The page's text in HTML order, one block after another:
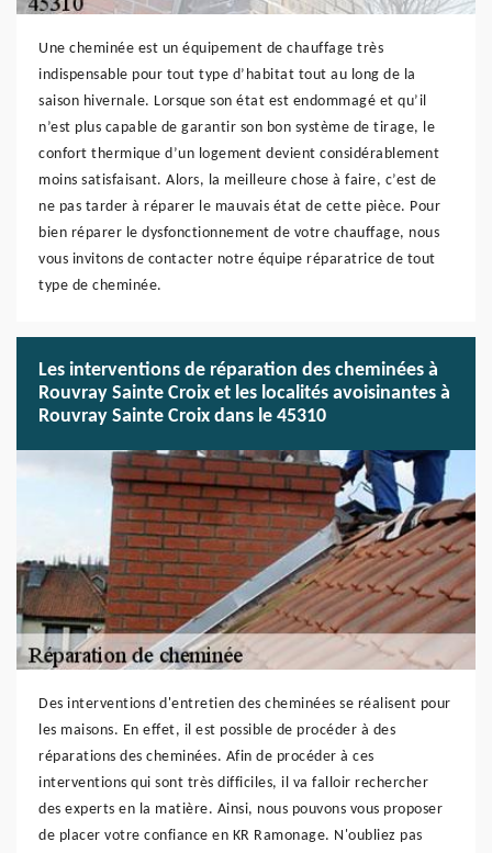
Une cheminée est un équipement de chauffage très
indispensable pour tout type d’habitat tout au long de la
saison hivernale. Lorsque son état est endommagé et qu’il
n’est plus capable de garantir son bon système de tirage, le
confort thermique d’un logement devient considérablement
moins satisfaisant. Alors, la meilleure chose à faire, c’est de
ne pas tarder à réparer le mauvais état de cette pièce. Pour
bien réparer le dysfonctionnement de votre chauffage, nous
vous invitons de contacter notre équipe réparatrice de tout
type de cheminée.
Les interventions de réparation des cheminées à
Rouvray Sainte Croix et les localités avoisinantes à
Rouvray Sainte Croix dans le 45310
Des interventions d'entretien des cheminées se réalisent pour
les maisons. En effet, il est possible de procéder à des
réparations des cheminées. Afin de procéder à ces
interventions qui sont très difficiles, il va falloir rechercher
des experts en la matière. Ainsi, nous pouvons vous proposer
de placer votre confiance en KR Ramonage. N'oubliez pas